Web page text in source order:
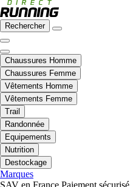
Rechercher
Chaussures Homme
Chaussures Femme
Vêtements Homme
Vêtements Femme
Trail
Randonnée
Equipements
Nutrition
Destockage
Marques
SAV en France Paiement sécurisé